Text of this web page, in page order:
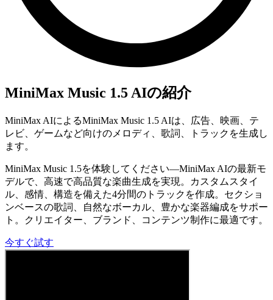
MiniMax Music 1.5 AIの紹介
MiniMax AIによるMiniMax Music 1.5 AIは、広告、映画、テ
レビ、ゲームなど向けのメロディ、歌詞、トラックを生成し
ます。
MiniMax Music 1.5を体験してください—MiniMax AIの最新モ
デルで、高速で高品質な楽曲生成を実現。カスタムスタイ
ル、感情、構造を備えた4分間のトラックを作成。セクショ
ンベースの歌詞、自然なボーカル、豊かな楽器編成をサポー
ト。クリエイター、ブランド、コンテンツ制作に最適です。
今すぐ試す